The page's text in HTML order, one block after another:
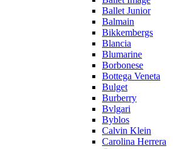
Ballet Junior
Balmain
Bikkembergs
Blancia
Blumarine
Borbonese
Bottega Veneta
Bulget
Burberry
Bvlgari
Byblos
Calvin Klein
Carolina Herrera